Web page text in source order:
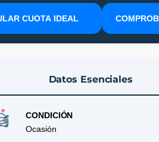
CUOTA IDEAL
Datos Esenciales
CONDICIÓN
Ocasión